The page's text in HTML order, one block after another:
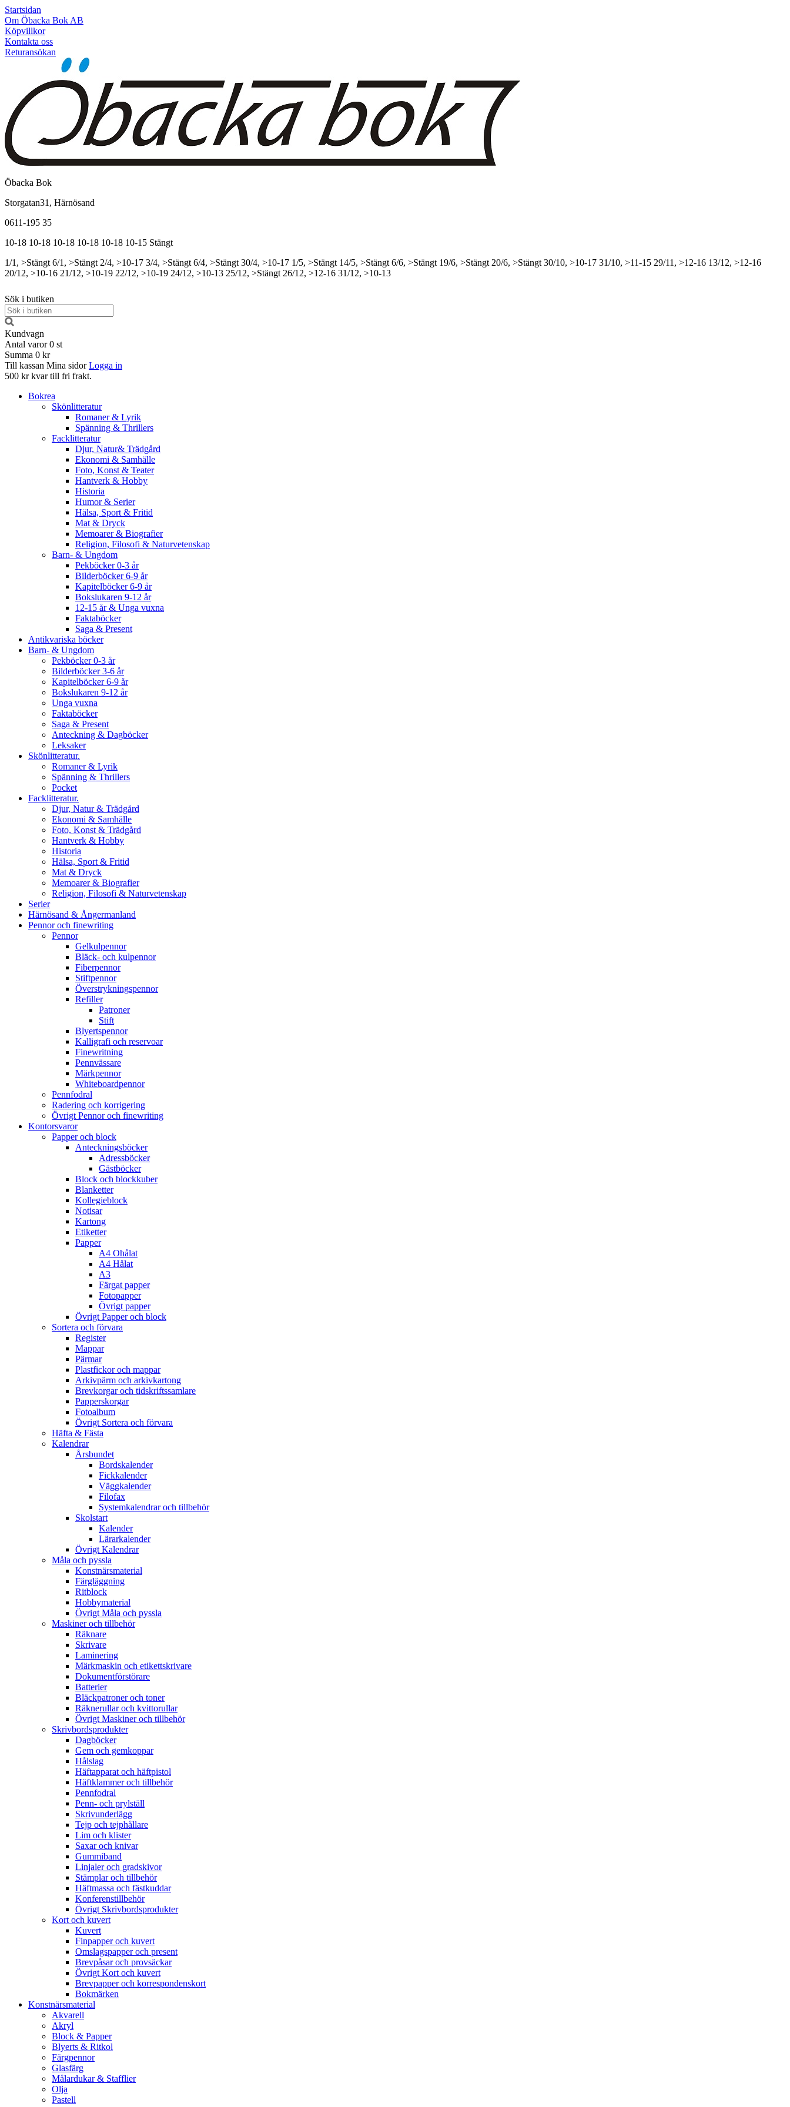
Startsidan
Om Öbacka Bok AB
Köpvillkor
Kontakta oss
Returansökan
Öbacka Bok
Storgatan31, Härnösand
0611-195 35
10-18 10-18 10-18 10-18 10-18 10-15 Stängt
1/1, >Stängt 6/1, >Stängt 2/4, >10-17 3/4, >Stängt 6/4, >Stängt 30/4, >10-17 1/5, >Stängt 14/5, >Stängt 6/6, >Stängt 19/6, >Stängt 20/6, >Stängt 30/10, >10-17 31/10, >11-15 29/11, >12-16 13/12, >12-16
20/12, >10-16 21/12, >10-19 22/12, >10-19 24/12, >10-13 25/12, >Stängt 26/12, >12-16 31/12, >10-13
Sök i butiken
Kundvagn
Antal varor 0 st
Summa 0 kr
Till kassan Mina sidor Logga in
500 kr kvar till fri frakt.
Bokrea
Skönlitteratur
Romaner & Lyrik
Spänning & Thrillers
Facklitteratur
Djur, Natur& Trädgård
Ekonomi & Samhälle
Foto, Konst & Teater
Hantverk & Hobby
Historia
Humor & Serier
Hälsa, Sport & Fritid
Mat & Dryck
Memoarer & Biografier
Religion, Filosofi & Naturvetenskap
Barn- & Ungdom
Pekböcker 0-3 år
Bilderböcker 6-9 år
Kapitelböcker 6-9 år
Bokslukaren 9-12 år
12-15 år & Unga vuxna
Faktaböcker
Saga & Present
Antikvariska böcker
Barn- & Ungdom
Pekböcker 0-3 år
Bilderböcker 3-6 år
Kapitelböcker 6-9 år
Bokslukaren 9-12 år
Unga vuxna
Faktaböcker
Saga & Present
Anteckning & Dagböcker
Leksaker
Skönlitteratur.
Romaner & Lyrik
Spänning & Thrillers
Pocket
Facklitteratur.
Djur, Natur & Trädgård
Ekonomi & Samhälle
Foto, Konst & Trädgård
Hantverk & Hobby
Historia
Hälsa, Sport & Fritid
Mat & Dryck
Memoarer & Biografier
Religion, Filosofi & Naturvetenskap
Serier
Härnösand & Ångermanland
Pennor och finewriting
Pennor
Gelkulpennor
Bläck- och kulpennor
Fiberpennor
Stiftpennor
Överstrykningspennor
Refiller
Patroner
Stift
Blyertspennor
Kalligrafi och reservoar
Finewritning
Pennvässare
Märkpennor
Whiteboardpennor
Pennfodral
Radering och korrigering
Övrigt Pennor och finewriting
Kontorsvaror
Papper och block
Anteckningsböcker
Adressböcker
Gästböcker
Block och blockkuber
Blanketter
Kollegieblock
Notisar
Kartong
Etiketter
Papper
A4 Ohålat
A4 Hålat
A3
Färgat papper
Fotopapper
Övrigt papper
Övrigt Papper och block
Sortera och förvara
Register
Mappar
Pärmar
Plastfickor och mappar
Arkivpärm och arkivkartong
Brevkorgar och tidskriftssamlare
Papperskorgar
Fotoalbum
Övrigt Sortera och förvara
Häfta & Fästa
Kalendrar
Årsbundet
Bordskalender
Fickkalender
Väggkalender
Filofax
Systemkalendrar och tillbehör
Skolstart
Kalender
Lärarkalender
Övrigt Kalendrar
Måla och pyssla
Konstnärsmaterial
Färgläggning
Ritblock
Hobbymaterial
Övrigt Måla och pyssla
Maskiner och tillbehör
Räknare
Skrivare
Laminering
Märkmaskin och etikettskrivare
Dokumentförstörare
Batterier
Bläckpatroner och toner
Räknerullar och kvittorullar
Övrigt Maskiner och tillbehör
Skrivbordsprodukter
Dagböcker
Gem och gemkoppar
Hålslag
Häftapparat och häftpistol
Häftklammer och tillbehör
Pennfodral
Penn- och prylställ
Skrivunderlägg
Tejp och tejphållare
Lim och klister
Saxar och knivar
Gummiband
Linjaler och gradskivor
Stämplar och tillbehör
Häftmassa och fästkuddar
Konferenstillbehör
Övrigt Skrivbordsprodukter
Kort och kuvert
Kuvert
Finpapper och kuvert
Omslagspapper och present
Brevpåsar och provsäckar
Övrigt Kort och kuvert
Brevpapper och korrespondenskort
Bokmärken
Konstnärsmaterial
Akvarell
Akryl
Block & Papper
Blyerts & Ritkol
Färgpennor
Glasfärg
Målardukar & Stafflier
Olja
Pastell